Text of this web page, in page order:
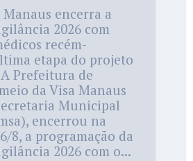
encerra a
2026 com
recém-
etapa do projeto
Prefeitura de
da Visa Manaus
Municipal
encerrou na
8, a programação da
2026 com o...